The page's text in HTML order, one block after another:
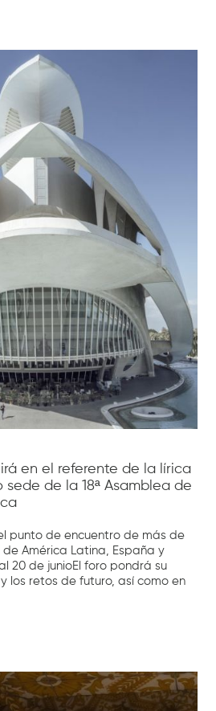
en el referente de la lírica
de la 18ª Asamblea de
punto de encuentro de más de
América Latina, España y
20 de junioEl foro pondrá su
los retos de futuro, así como en